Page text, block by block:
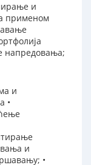
и
применом
напредовања;
и
•
и
•